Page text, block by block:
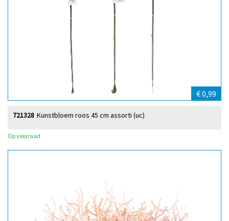
€ 0,99
Kunstbloem roos 45 cm assorti (uc)
721328
Op voorraad